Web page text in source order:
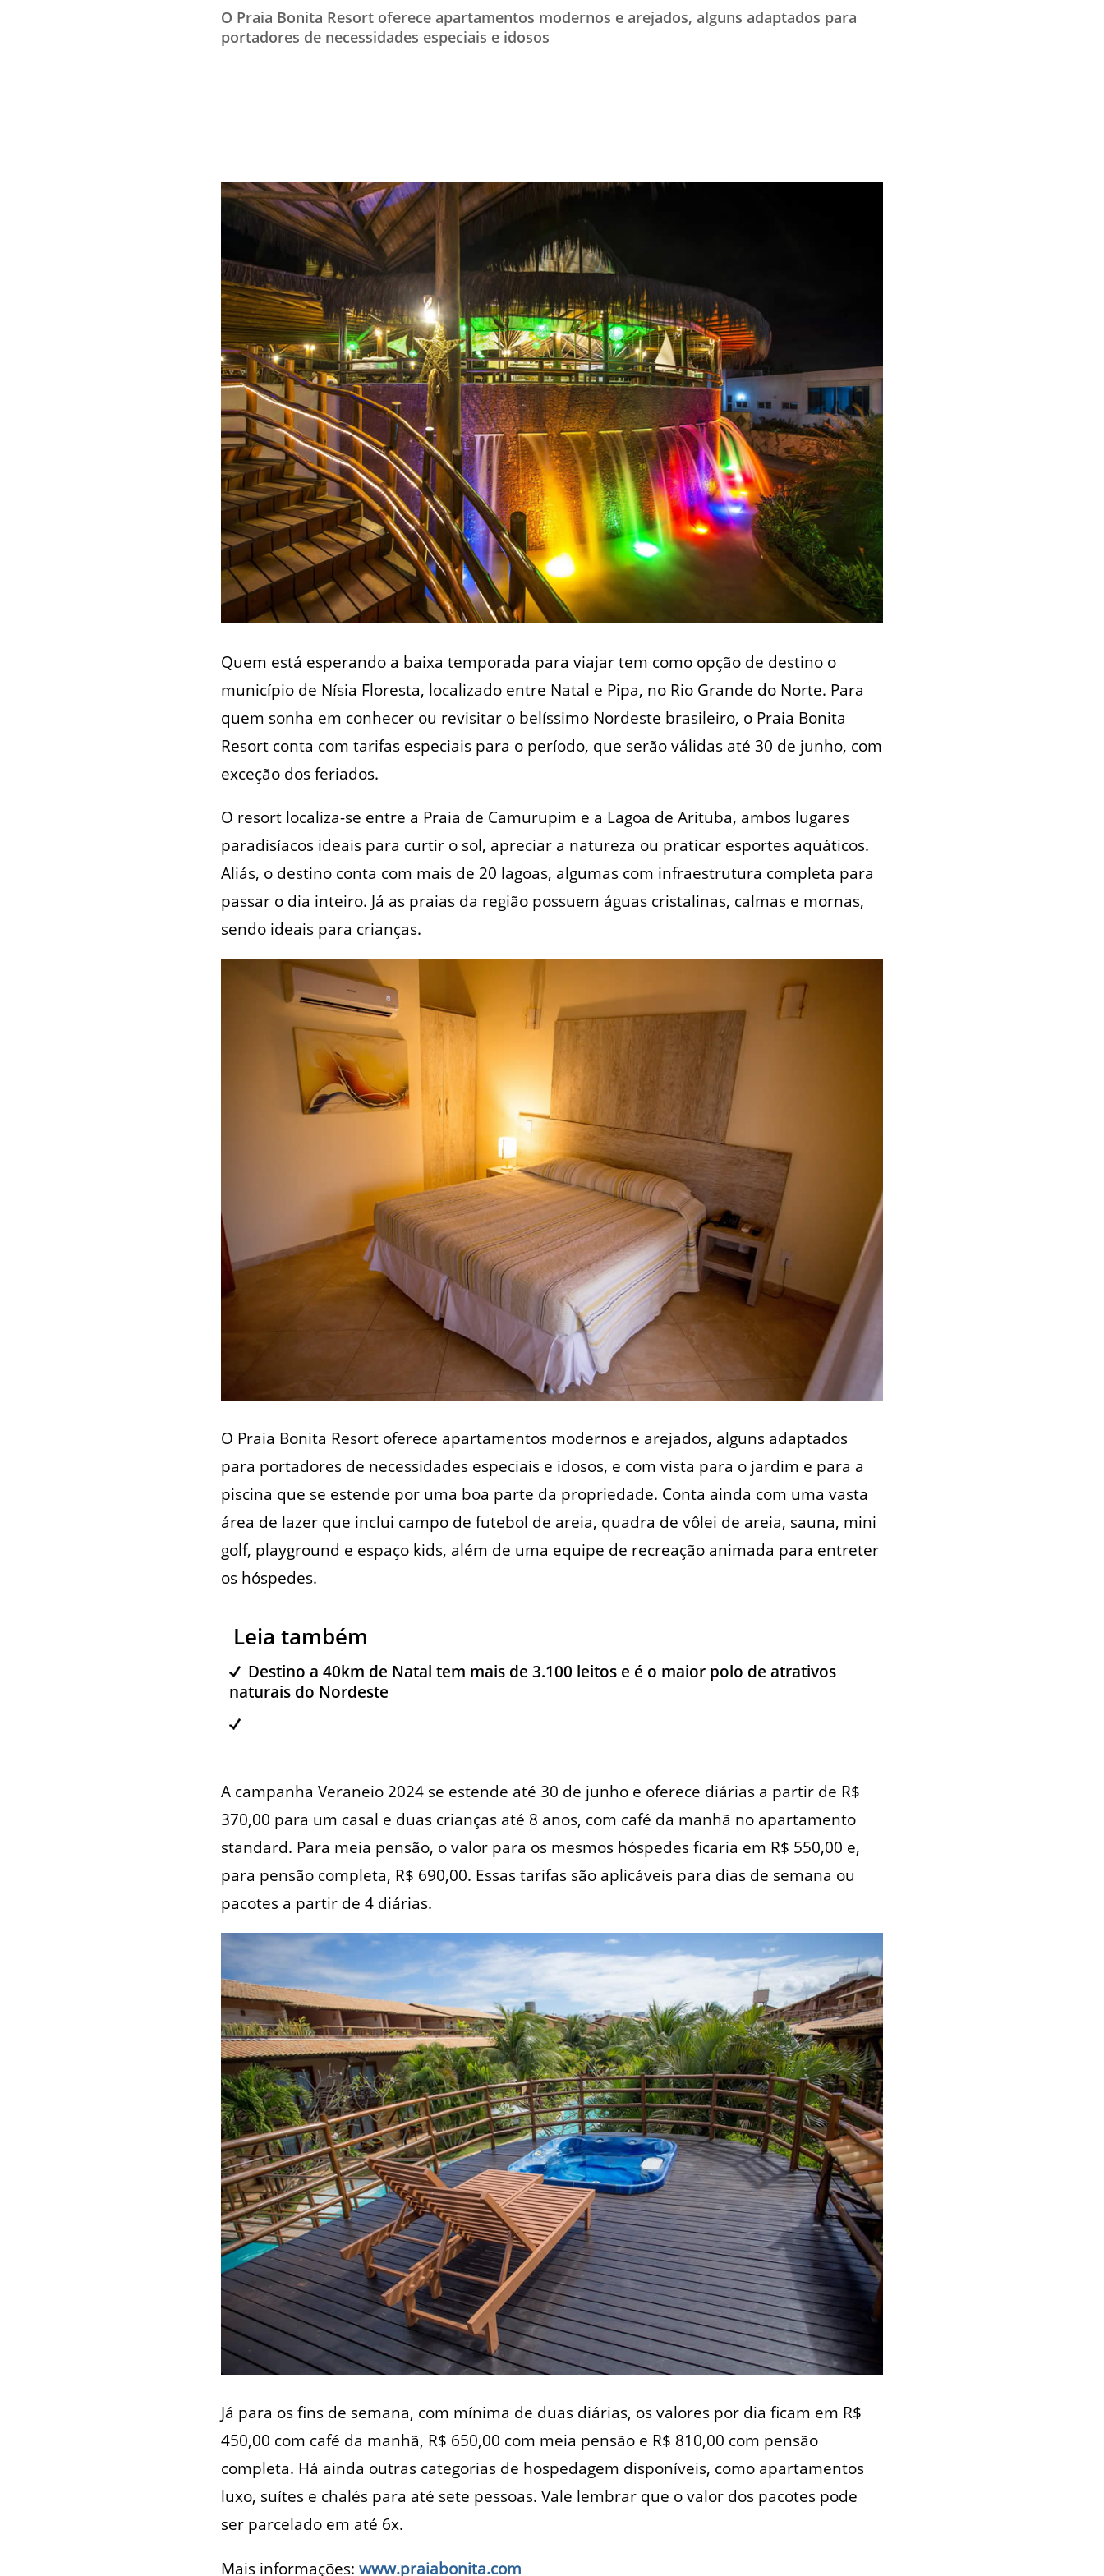
TESTADO E APROVADO
O Praia Bonita Resort oferece apartamentos modernos e arejados, alguns adaptados para
portadores de necessidades especiais e idosos
Quem está esperando a baixa temporada para viajar tem como opção de destino o
município de Nísia Floresta, localizado entre Natal e Pipa, no Rio Grande do Norte. Para
quem sonha em conhecer ou revisitar o belíssimo Nordeste brasileiro, o Praia Bonita
Resort conta com tarifas especiais para o período, que serão válidas até 30 de junho, com
exceção dos feriados.
O resort localiza-se entre a Praia de Camurupim e a Lagoa de Arituba, ambos lugares
paradisíacos ideais para curtir o sol, apreciar a natureza ou praticar esportes aquáticos.
Aliás, o destino conta com mais de 20 lagoas, algumas com infraestrutura completa para
passar o dia inteiro. Já as praias da região possuem águas cristalinas, calmas e mornas,
sendo ideais para crianças.
O Praia Bonita Resort oferece apartamentos modernos e arejados, alguns adaptados
para portadores de necessidades especiais e idosos, e com vista para o jardim e para a
piscina que se estende por uma boa parte da propriedade. Conta ainda com uma vasta
área de lazer que inclui campo de futebol de areia, quadra de vôlei de areia, sauna, mini
golf, playground e espaço kids, além de uma equipe de recreação animada para entreter
os hóspedes.
Leia também
Destino a 40km de Natal tem mais de 3.100 leitos e é o maior polo de atrativos
naturais do Nordeste
A campanha Veraneio 2024 se estende até 30 de junho e oferece diárias a partir de R$
370,00 para um casal e duas crianças até 8 anos, com café da manhã no apartamento
standard. Para meia pensão, o valor para os mesmos hóspedes ficaria em R$ 550,00 e,
para pensão completa, R$ 690,00. Essas tarifas são aplicáveis para dias de semana ou
pacotes a partir de 4 diárias.
Já para os fins de semana, com mínima de duas diárias, os valores por dia ficam em R$
450,00 com café da manhã, R$ 650,00 com meia pensão e R$ 810,00 com pensão
completa. Há ainda outras categorias de hospedagem disponíveis, como apartamentos
luxo, suítes e chalés para até sete pessoas. Vale lembrar que o valor dos pacotes pode
ser parcelado em até 6x.
Mais informações: www.praiabonita.com